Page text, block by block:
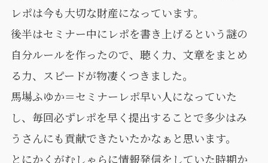
レポは今も大切な財産になっています。
後半はセミナー中にレポを書き上げるという謎の
自分ルールを作ったので、聴く力、文章をまとめ
る力、スピードが物凄くつきました。
馬場ふゆか＝セミナーレポ早い人になっていた
し、毎回必ずレポを早く提出することで多少はみ
うさんにも貢献できたいたかなぁと思います。
とにかくがむしゃらに情報発信をしていた時期か